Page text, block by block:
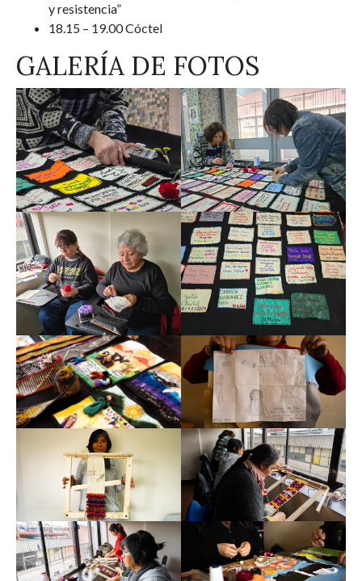
y resistencia”
18.15 – 19.00 Cóctel
GALERÍA DE FOTOS